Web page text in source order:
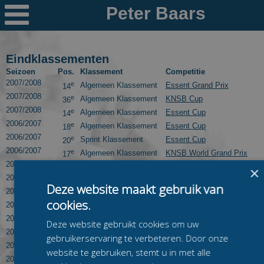

Nieuws
Ploegen
PR's
Schaatspeloton.nl
Eindklassementen
Seizoen Pos. Klassement
Competitie
2007/2008
14e Algemeen Klassement
Essent Grand Prix
2007/2008
36e Algemeen Klassement
KNSB Cup
2007/2008
14e Algemeen Klassement
Essent Cup
2006/2007
18e Algemeen Klassement
Essent Cup
2006/2007
20e Sprint Klassement
Essent Cup
2006/2007
17e Algemeen Klassement
KNSB World Grand Prix
2005/2006
2005/2006
2005/2006
18e Sprint Klassement
The Greenery Six
2005/2006
3e Algemeen Klassement
2004/2005
20 Sprint Klassement
Essent Cup
2004/2005
30 Algemeen Klassement
Essent Cup
2004/2005
42 Algemeen Klassement
The Greenery Six
2003/2004
Algemeen Klassement
×
Deze website maakt gebruik van
cookies.
Deze website gebruikt cookies om uw
gebruikerservaring te verbeteren. Door onze
website te gebruiken, stemt u in met alle